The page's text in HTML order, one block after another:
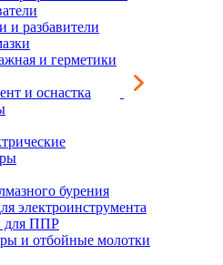
и разбавители
и герметики
и оснастка
бурения
электроинструмента
для ППР
и отбойные молотки